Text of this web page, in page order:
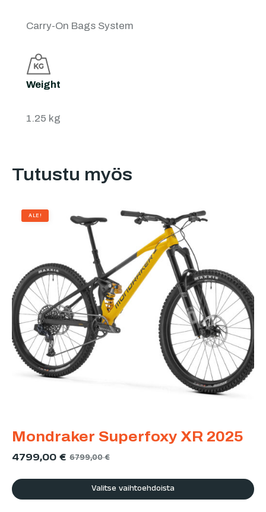
Carry-On Bags System
Weight
1.25 kg
Tutustu myös
ALE!
Mondraker Superfoxy XR 2025
4799,00€ 6799,00€
Valitse vaihtoehdoista